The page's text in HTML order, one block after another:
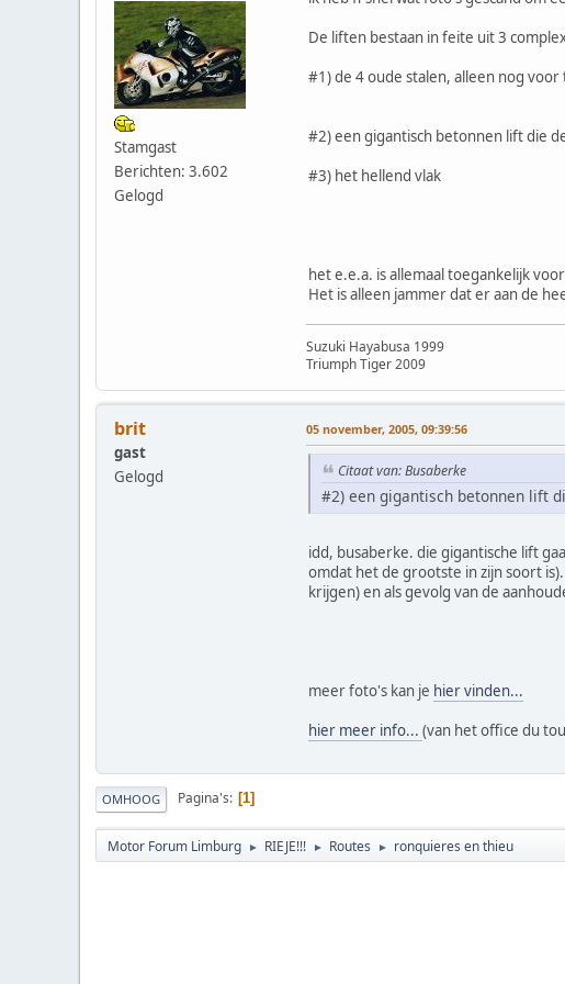
Stamgast
Berichten: 3.602
Gelogd
De liften bestaan in feite uit 3
#1) de 4 oude stalen, alleen nog
#2) een gigantisch betonnen lift die
#3) het hellend vlak
het e.e.a. is allemaal toegankelijk
Het is alleen jammer dat er aan de
Suzuki Hayabusa 1999
Triumph Tiger 2009
brit
gast
Gelogd
05 november, 2005, 09:39:56
Citaat van: Busaberke
#2) een gigantisch betonnen lift
idd, busaberke. die gigantische lift
omdat het de grootste in zijn soort
krijgen) en als gevolg van de
meer foto's kan je hier vinden...
hier meer info... (van het office du
OMHOOG Pagina's 1
Motor Forum Limburg ► RIEJE!!! ► Routes ► ronquieres en thieu